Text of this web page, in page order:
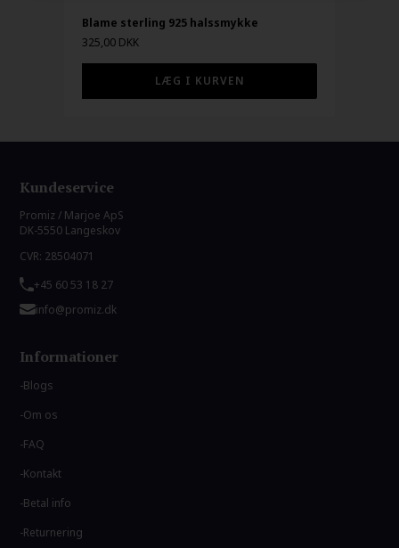
Blame sterling 925 halssmykke
325,00 DKK
Kundeservice
Promiz / Marjoe ApS
DK-5550 Langeskov
CVR: 28504071
+45 60 53 18 27
info@promiz.dk
Informationer
Blogs
Om os
FAQ
Kontakt
Betal info
Returnering